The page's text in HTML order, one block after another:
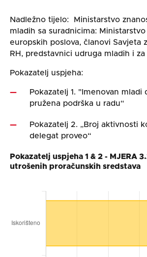
Nadležno tijelo: Ministarstvo
mladih sa suradnicima:
europskih poslova, članovi Savjeta
RH, predstavnici udruga mladih i za
Pokazatelj uspjeha:
Pokazatelj 1. "Imenovan mladi
pružena podrška u radu“
Pokazatelj 2. „Broj aktivnosti
delegat proveo“
Pokazatelj uspjeha 1 & 2 - MJERA
utrošenih proračunskih sredstava